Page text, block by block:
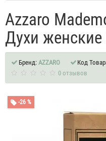
Azzaro
Духи женские
Бренд: AZZARO Код
0 отзывов
-26 %